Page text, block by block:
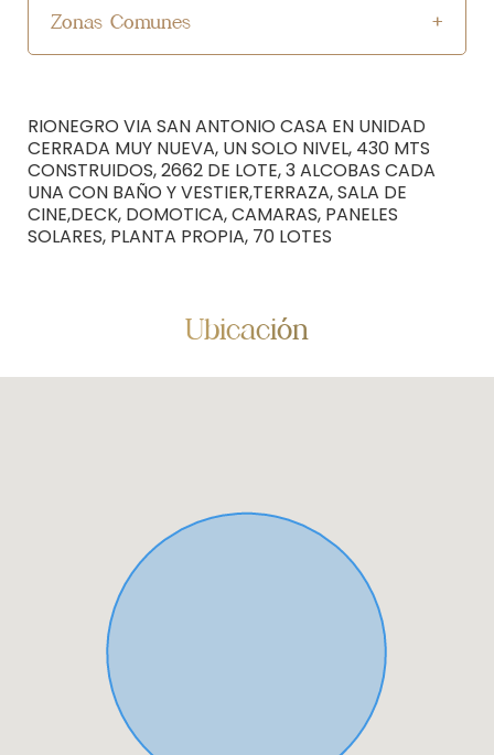
Zonas Comunes
RIONEGRO VIA SAN ANTONIO CASA EN UNIDAD
CERRADA MUY NUEVA, UN SOLO NIVEL, 430 MTS
CONSTRUIDOS, 2662 DE LOTE, 3 ALCOBAS CADA
UNA CON BAÑO Y VESTIER,TERRAZA, SALA DE
CINE,DECK, DOMOTICA, CAMARAS, PANELES
SOLARES, PLANTA PROPIA, 70 LOTES
Ubicación